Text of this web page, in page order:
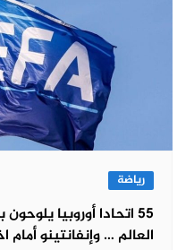
رياضة
55 اتحادا أوروبيا
العالم … وإنفانتينو